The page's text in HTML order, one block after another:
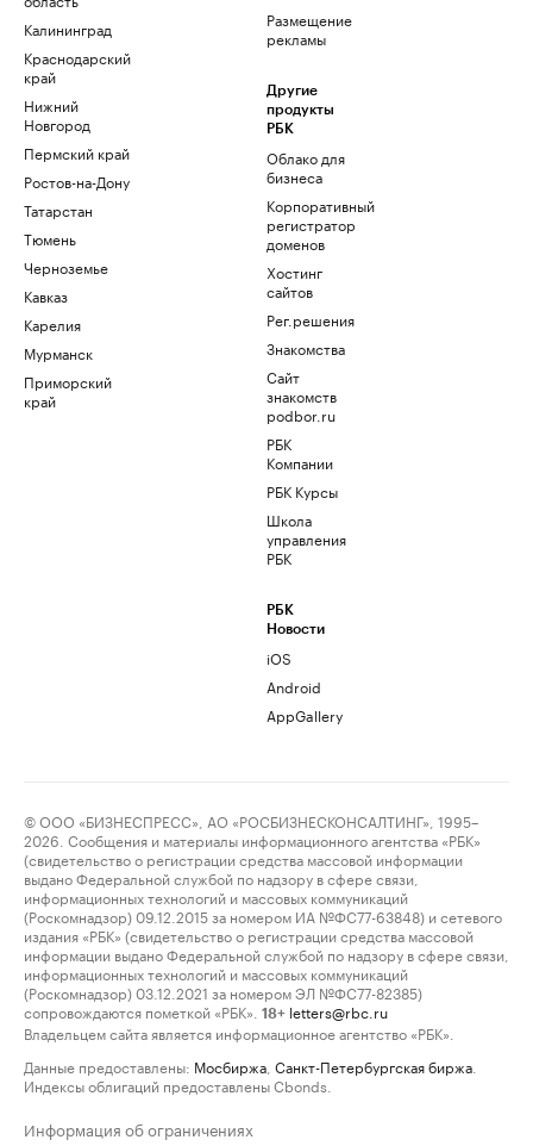
Калининград
Краснодарский
край
Нижний
Новгород
Пермский край
Ростов-на-Дону
Татарстан
Тюмень
Черноземье
Кавказ
Карелия
Мурманск
Приморский
край
Размещение
рекламы
Другие
продукты
РБК
Облако для
бизнеса
Корпоративный
регистратор
доменов
Хостинг
сайтов
Рег.решения
Знакомства
Сайт
знакомств
podbor.ru
РБК
Компании
РБК Курсы
Школа
управления
РБК
РБК
Новости
iOS
Android
AppGallery
© ООО «БИЗНЕСПРЕСС», АО «РОСБИЗНЕСКОНСАЛТИНГ», 1995–
2026. Сообщения и материалы информационного агентства «РБК»
(свидетельство о регистрации средства массовой информации
выдано Федеральной службой по надзору в сфере связи,
информационных технологий и массовых коммуникаций
(Роскомнадзор) 09.12.2015 за номером ИА №ФС77-63848) и сетевого
издания «РБК» (свидетельство о регистрации средства массовой
информации выдано Федеральной службой по надзору в сфере связи,
информационных технологий и массовых коммуникаций
(Роскомнадзор) 03.12.2021 за номером ЭЛ №ФС77-82385)
сопровождаются пометкой «РБК».
18+ letters@rbc.ru
Владельцем сайта является информационное агентство «РБК».
Данные предоставлены: Мосбиржа Санкт-Петербургская биржа
Индексы облигаций предоставлены Cbonds.
Информация об ограничениях